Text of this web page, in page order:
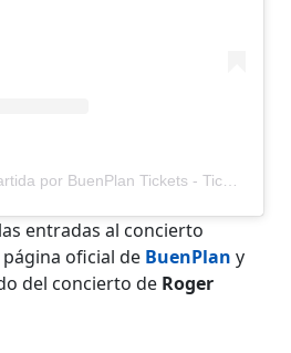
entradas al concierto
oficial de BuenPlan y
del concierto de Roger